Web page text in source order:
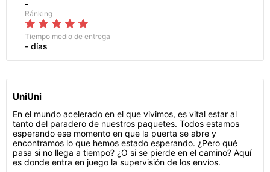
-
Ránking
Tiempo medio de entrega
- días
UniUni
En el mundo acelerado en el que vivimos, es vital estar al
tanto del paradero de nuestros paquetes. Todos estamos
esperando ese momento en que la puerta se abre y
encontramos lo que hemos estado esperando. ¿Pero qué
pasa si no llega a tiempo? ¿O si se pierde en el camino? Aquí
es donde entra en juego la supervisión de los envíos.